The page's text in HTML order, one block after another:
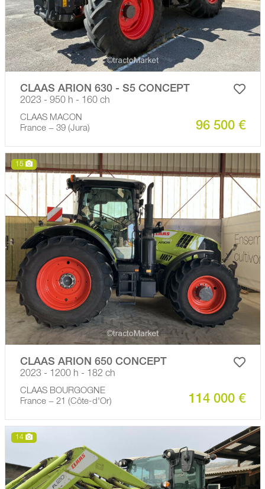
CLAAS ARION 630 - S5 CONCEPT
2023 - 950 h - 160 ch
CLAAS MACON
France − 39 (Jura)
96 500 €
15
CLAAS ARION 650 CONCEPT
2023 - 1200 h - 182 ch
CLAAS BOURGOGNE
France − 21 (Côte-d'Or)
114 000 €
14